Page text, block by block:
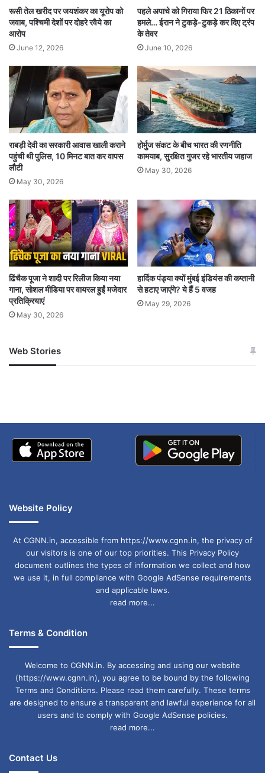
हिंसा के दो दिन बाद सोनम वांगचुक को गिरफ्तार किया गया।
उनके खिलाफ दो एनजीओ के माध्यम से विदेशी फंडिंग के भी
संकेत मिले। जेल में रहते हुए सोनम ने लेह के लोगों से शांति
बहाल करने की अपील की और स्वतंत्र न्यायिक जांच की
मांग की।
सोनम वांगचुक ने फेसबुक पोस्ट में लिखा कि वह शारीरिक
और मानसिक रूप से बिल्कुल ठीक हैं। उन्होंने सभी की
प्रार्थनाओं के लिए धन्यवाद दिया और पीड़ित परिवारों के
प्रति संवेदना व्यक्त की। इस सुनवाई से यह स्पष्ट होगा कि
हिरासत की वैधता और न्यायिक प्रक्रिया का पालन हुआ है
या नहीं।
Gitanjali Wangchuk ISI links
Jodhpur Jail judicial inquiry
Leh violence
Supreme Court hearing
रूसी तेल खरीद पर जयशंकर का यूरोप को
जवाब, पश्चिमी देशों पर दोहरे रवैये का
आरोप
June 12, 2026
पहले अपाचे को गिराया फिर 21 ठिकानों पर
हमले… ईरान ने टुकड़े-टुकड़े कर दिए ट्रंप
के तेवर
June 10, 2026
राबड़ी देवी का सरकारी आवास खाली कराने
पहुंची थी पुलिस, 10 मिनट बात कर वापस
लौटी
May 30, 2026
होर्मुज संकट के बीच भारत की रणनीति
कामयाब, सुरक्षित गुजर रहे भारतीय जहाज
May 30, 2026
ढिंचैक पूजा ने शादी पर रिलीज किया नया
गाना, सोशल मीडिया पर वायरल हुईं मजेदार
प्रतिक्रियाएं
May 30, 2026
हार्दिक पंड्या क्यों मुंबई इंडियंस की कप्तानी
से हटाए जाएंगे? ये हैं 5 वजह
May 29, 2026
Web Stories
जम्मू-कश्मीर में बारिश से
अपडेट
खाई में धक्का… आरोपियों ने
Website Policy
At CGNN.in, accessible from https://www.cgnn.in, the privacy of
our visitors is one of our top priorities. This Privacy Policy
document outlines the types of information we collect and how
we use it, in full compliance with Google AdSense requirements
and applicable laws.
read more...
Terms & Condition
Welcome to CGNN.in. By accessing and using our website
(https://www.cgnn.in), you agree to be bound by the following
Terms and Conditions. Please read them carefully. These terms
are designed to ensure a transparent and lawful experience for all
users and to comply with Google AdSense policies.
read more...
Contact Us